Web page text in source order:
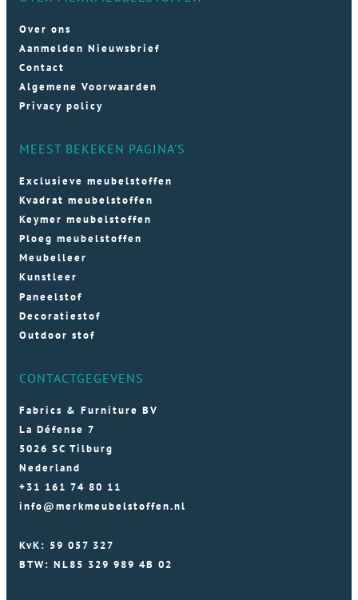
Over ons
Aanmelden Nieuwsbrief
Contact
Algemene Voorwaarden
Privacy policy
MEEST BEKEKEN PAGINA'S
Exclusieve meubelstoffen
Kvadrat meubelstoffen
Keymer meubelstoffen
Ploeg meubelstoffen
Meubelleer
Kunstleer
Paneelstof
Decoratiestof
Outdoor stof
CONTACTGEGEVENS
Fabrics & Furniture BV
La Défense 7
5026 SC Tilburg
Nederland
+31 161 74 80 11
info@merkmeubelstoffen.nl
KvK: 59 057 327
BTW: NL85 329 989 4B 02